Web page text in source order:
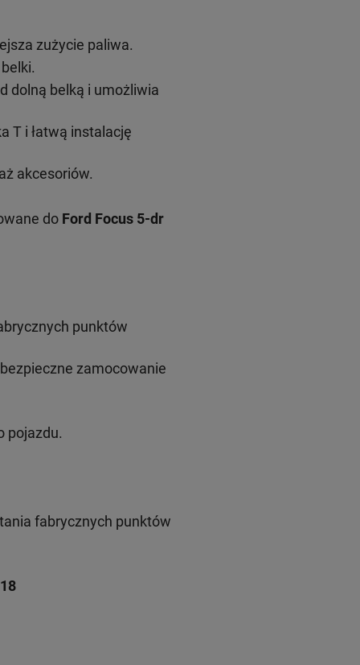
zużycie paliwa.
dolną belką i umożliwia
T i łatwą instalację
akcesoriów.
do Ford Focus 5-dr
punktów
zamocowanie
pojazdu.
fabrycznych punktów